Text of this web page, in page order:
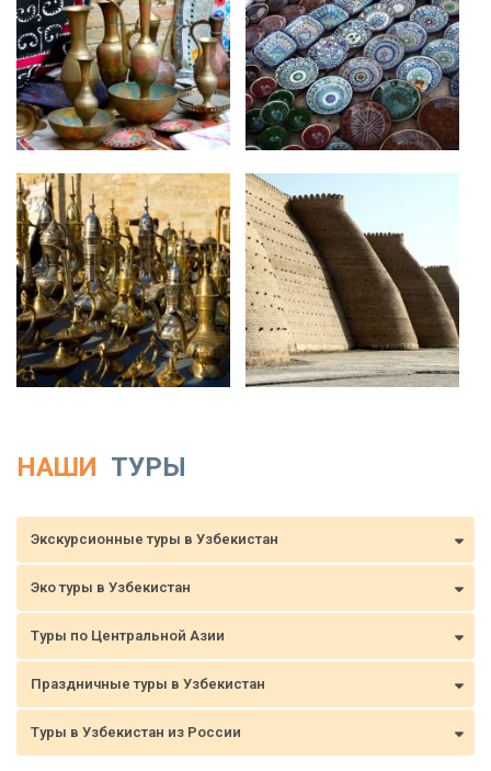
НАШИ ТУРЫ
Экскурсионные туры в Узбекистан
Эко туры в Узбекистан
Туры по Центральной Азии
Праздничные туры в Узбекистан
Туры в Узбекистан из России